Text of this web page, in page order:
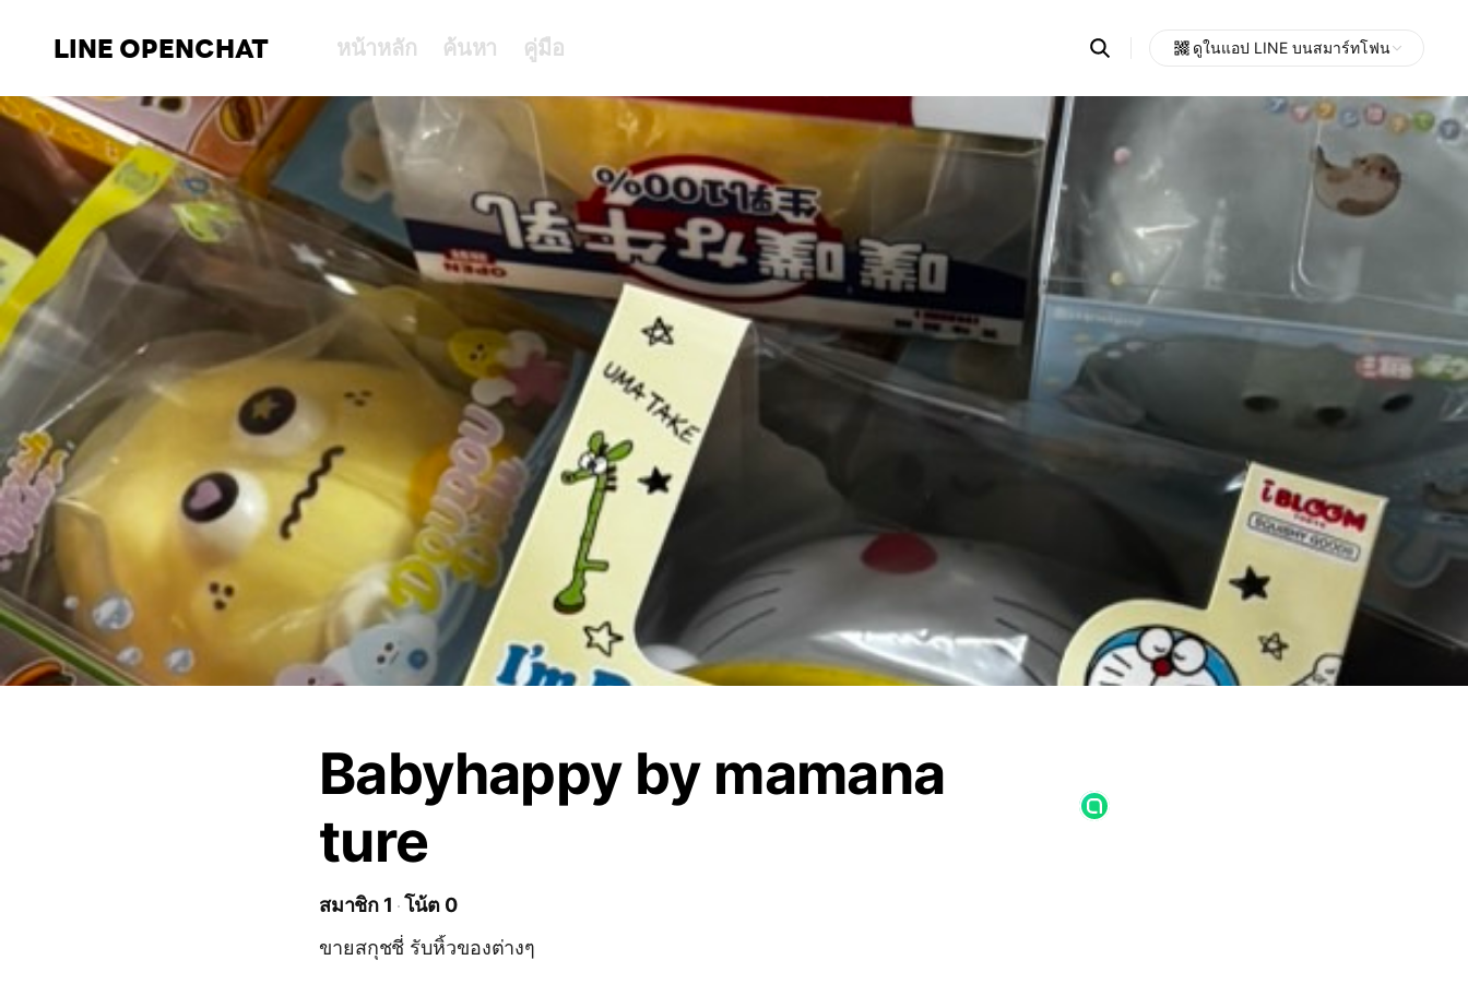
LINE OPENCHAT หน้าหลัก ค้นหา คู่มือ Search
OpenChats
messages
search
ดูในแอป LINE บนสมาร์ทโฟน
Babyhappy by mamana
ture
สมาชิก 1 โน้ต 0
ขายสกุชชี่ รับหิ้วของต่างๆ